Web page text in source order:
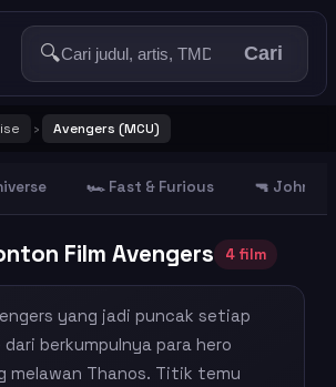
🔍 Cari
› Avengers (MCU)
🏎️ Fast & Furious 🔫 John
Film Avengers 4 film
yang jadi puncak setiap
berkumpulnya para hero
melawan Thanos. Titik temu